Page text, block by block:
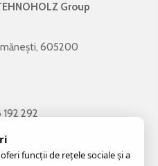
Group
605200
292
funcții de rețele sociale și a